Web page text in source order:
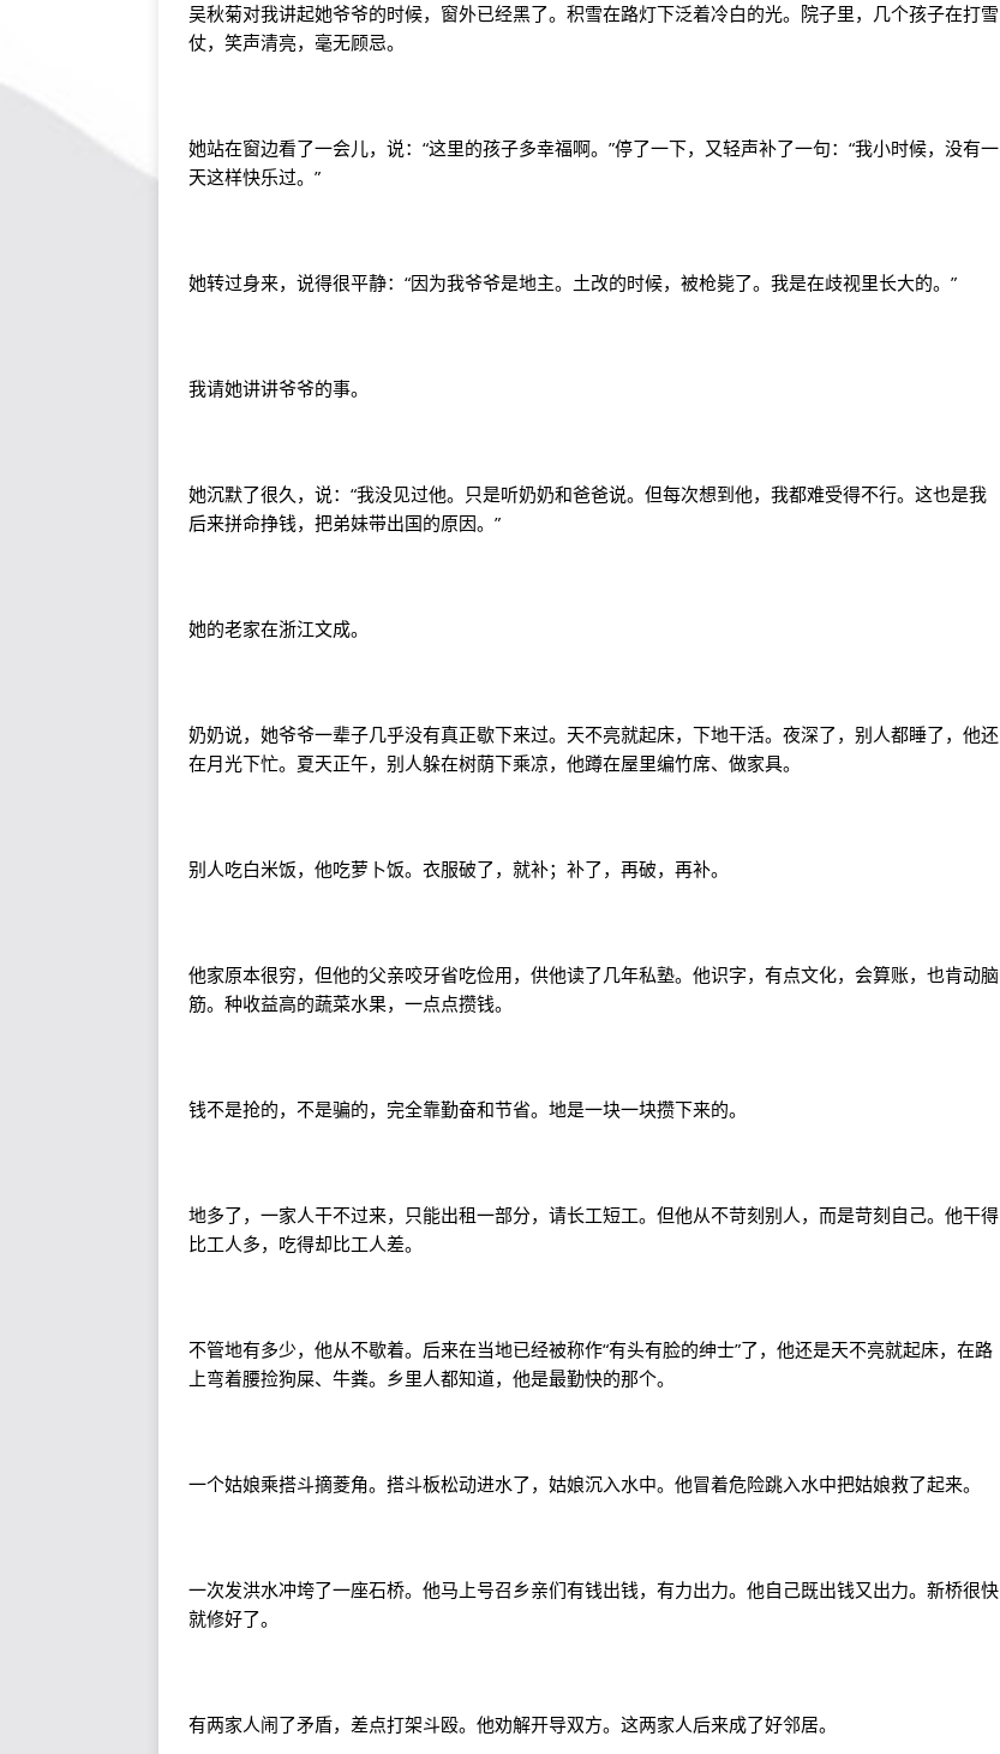
吴秋菊对我讲起她爷爷的时候，窗外已经黑了。积雪在路灯下泛着冷白的光。院子里，几个孩子在打雪
仗，笑声清亮，毫无顾忌。
她站在窗边看了一会儿，说：“这里的孩子多幸福啊。”停了一下，又轻声补了一句：“我小时候，没有一
天这样快乐过。”
她转过身来，说得很平静：“因为我爷爷是地主。土改的时候，被枪毙了。我是在歧视里长大的。”
我请她讲讲爷爷的事。
她沉默了很久，说：“我没见过他。只是听奶奶和爸爸说。但每次想到他，我都难受得不行。这也是我
后来拼命挣钱，把弟妹带出国的原因。”
她的老家在浙江文成。
奶奶说，她爷爷一辈子几乎没有真正歇下来过。天不亮就起床，下地干活。夜深了，别人都睡了，他还
在月光下忙。夏天正午，别人躲在树荫下乘凉，他蹲在屋里编竹席、做家具。
别人吃白米饭，他吃萝卜饭。衣服破了，就补；补了，再破，再补。
他家原本很穷，但他的父亲咬牙省吃俭用，供他读了几年私塾。他识字，有点文化，会算账，也肯动脑
筋。种收益高的蔬菜水果，一点点攒钱。
钱不是抢的，不是骗的，完全靠勤奋和节省。地是一块一块攒下来的。
地多了，一家人干不过来，只能出租一部分，请长工短工。但他从不苛刻别人，而是苛刻自己。他干得
比工人多，吃得却比工人差。
不管地有多少，他从不歇着。后来在当地已经被称作“有头有脸的绅士”了，他还是天不亮就起床，在路
上弯着腰捡狗屎、牛粪。乡里人都知道，他是最勤快的那个。
一个姑娘乘搭斗摘菱角。搭斗板松动进水了，姑娘沉入水中。他冒着危险跳入水中把姑娘救了起来。
一次发洪水冲垮了一座石桥。他马上号召乡亲们有钱出钱，有力出力。他自己既出钱又出力。新桥很快
就修好了。
有两家人闹了矛盾，差点打架斗殴。他劝解开导双方。这两家人后来成了好邻居。